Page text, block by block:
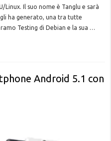
Linux. Il suo nome è Tanglu e sarà
ha generato, una tra tutte
Testing di Debian e la sua …
Android 5.1 con